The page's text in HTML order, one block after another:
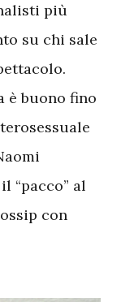
più
su chi sale
è buono fino
“pacco” al
con